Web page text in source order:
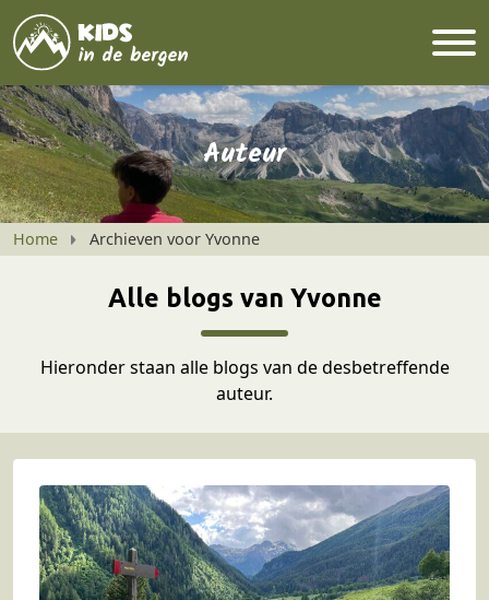
Auteur
Home Archieven voor Yvonne
Alle blogs van Yvonne
Hieronder staan alle blogs van de desbetreffende
auteur.